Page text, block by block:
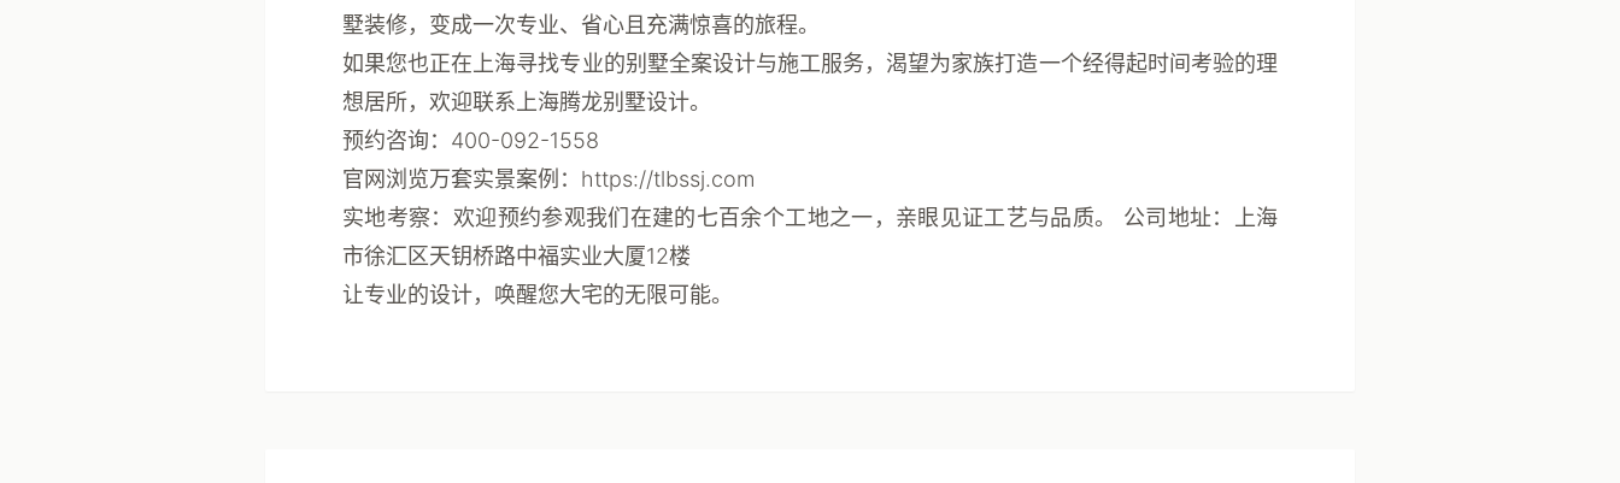
墅装修，变成一次专业、省心且充满惊喜的旅程。
如果您也正在上海寻找专业的别墅全案设计与施工服务，渴望为家族打造一个经得起时间考验的理
想居所，欢迎联系上海腾龙别墅设计。
预约咨询：400-092-1558
官网浏览万套实景案例 ：https://tlbssj.com
实地考察：欢迎预约参观我们在建的七百余个工地之一，亲眼见证工艺与品质。 公司地址：上海
市徐汇区天钥桥路中福实业大厦12楼
让专业的设计，唤醒您大宅的无限可能。